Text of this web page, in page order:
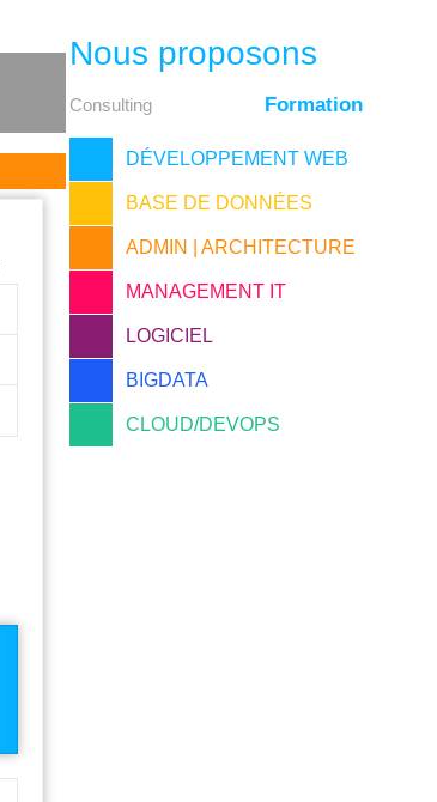
Nous proposons
Consulting Formation
DÉVELOPPEMENT WEB
BASE DE DONNÉES
ADMIN | ARCHITECTURE
MANAGEMENT IT
LOGICIEL
BIGDATA
CLOUD/DEVOPS